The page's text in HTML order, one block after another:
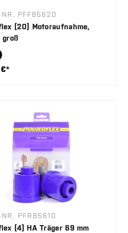
NR. PFF85620
(20) Motoraufnahme,
NR. PFR85610
(4) HA Träger 69 mm